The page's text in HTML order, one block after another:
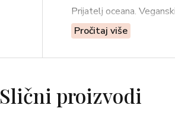
Prijatelj oceana.
Upute za upotrebu: Prije
plivanja. Izbjegavajte
Pročitaj više
Slični proizvodi